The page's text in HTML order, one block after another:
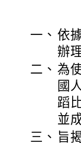
一、 依
辦
二、 為
國
蹈
並
三、 旨